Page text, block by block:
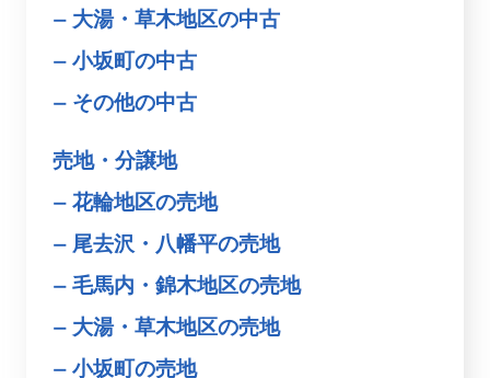
大湯・草木地区の中古
小坂町の中古
その他の中古
売地・分譲地
花輪地区の売地
尾去沢・八幡平の売地
毛馬内・錦木地区の売地
大湯・草木地区の売地
小坂町の売地